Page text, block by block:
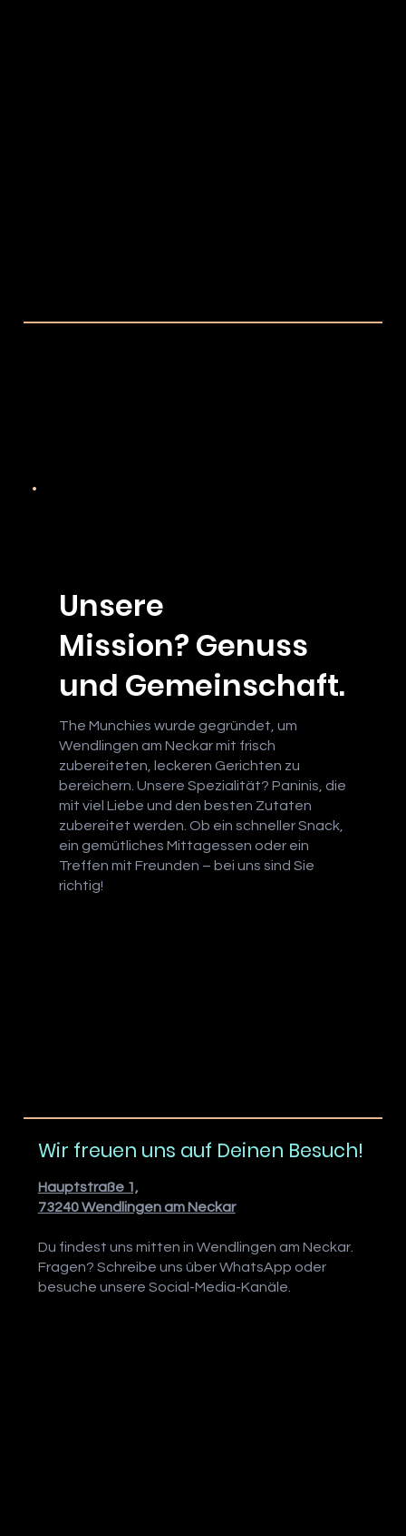
Unsere
Mission? Genuss
und Gemeinschaft.
The Munchies wurde gegründet, um
Wendlingen am Neckar mit frisch
zubereiteten, leckeren Gerichten zu
bereichern. Unsere Spezialität? Paninis, die
mit viel Liebe und den besten Zutaten
zubereitet werden. Ob ein schneller Snack,
ein gemütliches Mittagessen oder ein
Treffen mit Freunden – bei uns sind Sie
richtig!
Wir freuen uns auf Deinen Besuch!
Hauptstraße 1,
73240 Wendlingen am Neckar
Du findest uns mitten in Wendlingen am Neckar.
Fragen? Schreibe uns über WhatsApp oder
besuche unsere Social-Media-Kanäle.